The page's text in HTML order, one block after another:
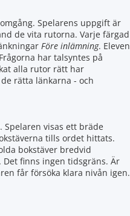
Spelarens uppgift är
de vita rutorna. Varje färgad
Före inlämning. Eleven
har talsyntes på
alla rutor rätt har
rätta länkarna - och
Spelaren visas ett bräde
tills ordet hittats.
bokstäver bredvid
finns ingen tidsgräns. Är
får försöka klara nivån igen.